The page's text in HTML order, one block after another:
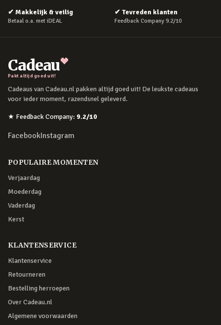
✔ Makkelijk & veilig
Betaal o.a. met iDEAL
✔ Tevreden klanten
Feedback Company 9.2/10
Cadeau
Pakt altijd goed uit!
Cadeaus van Cadeau.nl pakken altijd goed uit! De leukste cadeaus
voor ieder moment, razendsnel geleverd.
★ Feedback Company: 9.2/10
FacebookInstagram
POPULAIRE MOMENTEN
Verjaardag
Moederdag
Vaderdag
Kerst
KLANTENSERVICE
Klantenservice
Retourneren
Bestelling herroepen
Over Cadeau.nl
Algemene voorwaarden